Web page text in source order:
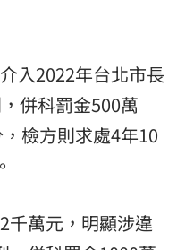
入2022年台北市長
併科罰金500萬
檢方則求處4年10
千萬元，明顯涉違